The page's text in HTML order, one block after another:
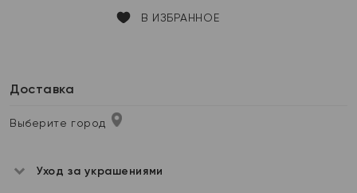
В ИЗБРАННОЕ
Доставка
Выберите город
Уход за украшениями